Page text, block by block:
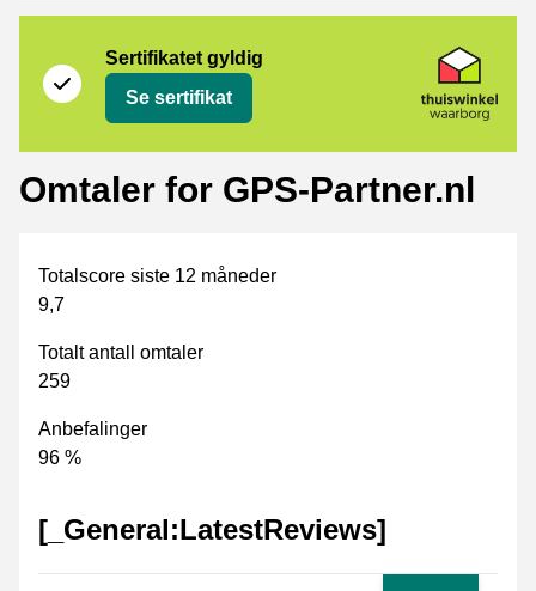
Sertifikatet gyldig
Se sertifikat
Omtaler for GPS-Partner.nl
Totalscore siste 12 måneder
9,7
Totalt antall omtaler
259
Anbefalinger
96 %
[_General:LatestReviews]